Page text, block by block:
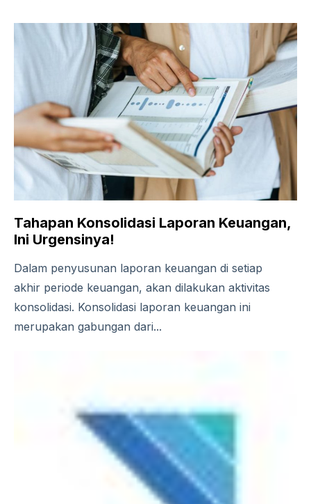
Tahapan Konsolidasi Laporan Keuangan,
Ini Urgensinya!
Dalam penyusunan laporan keuangan di setiap
akhir periode keuangan, akan dilakukan aktivitas
konsolidasi. Konsolidasi laporan keuangan ini
merupakan gabungan dari...